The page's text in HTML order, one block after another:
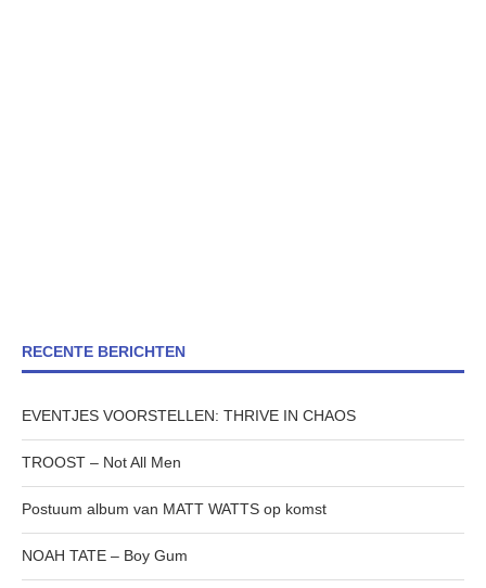
RECENTE BERICHTEN
EVENTJES VOORSTELLEN: THRIVE IN CHAOS
TROOST – Not All Men
Postuum album van MATT WATTS op komst
NOAH TATE – Boy Gum